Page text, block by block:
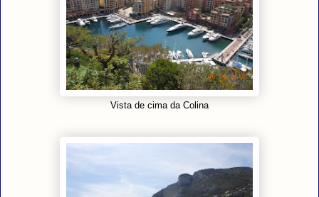
Vista de cima da Colina